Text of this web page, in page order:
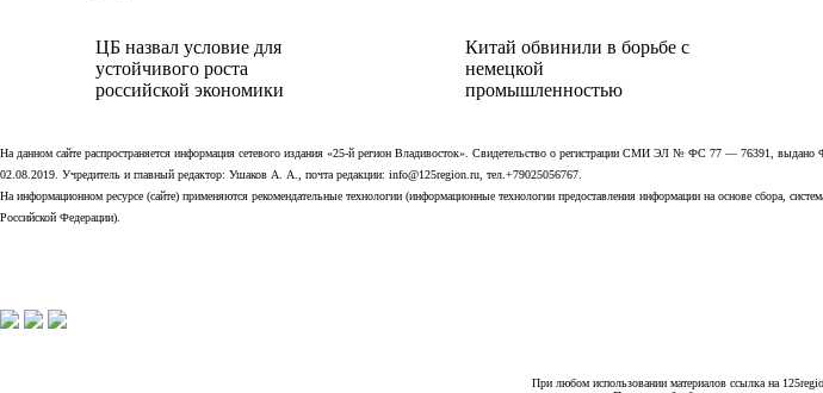
ЦБ назвал условие для
устойчивого роста
российской экономики
Китай обвинили в борьбе с
немецкой
промышленностью
На данном сайте распространяется информация сетевого издания «25-й регион Владивосток». Свидетельство о регистрации СМИ ЭЛ № ФС 77 — 76391,
02.08.2019. Учредитель и главный редактор: Ушаков А. А., почта редакции: info@125region.ru, тел.+79025056767.
На информационном ресурсе (сайте) применяются рекомендательные технологии (информационные технологии предоставления информации на основе сбора,
Российской Федерации).
При любом использовании материалов ссылка на